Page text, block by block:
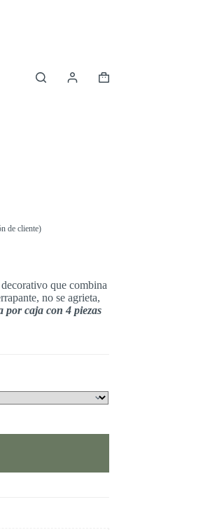
Carro
de cliente)
que combina
no se agrieta,
por caja con 4 piezas